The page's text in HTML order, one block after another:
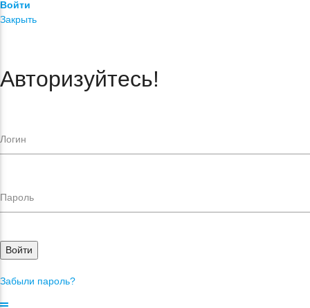
Войти
Закрыть
Авторизуйтесь!
Войти
Забыли пароль?